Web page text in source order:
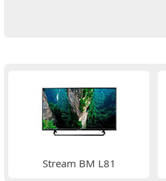
Stream BM L81